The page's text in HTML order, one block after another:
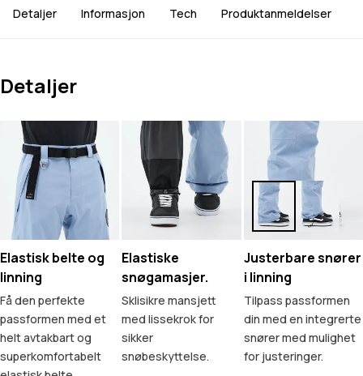
Detaljer Informasjon Tech Produktanmeldelser
Detaljer
Elastisk belte og
linning
Få den perfekte
passformen med et
helt avtakbart og
superkomfortabelt
Elastiske
snøgamasjer.
Sklisikre mansjett
med lissekrok for
sikker
snøbeskyttelse.
Justerbare snører
i linning
Tilpass passformen
din med en integrerte
snører med mulighet
for justeringer.